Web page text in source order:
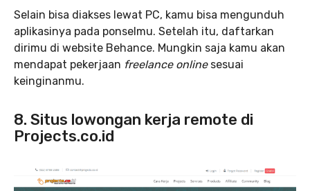
Selain bisa diakses lewat PC, kamu bisa mengunduh
aplikasinya pada ponselmu. Setelah itu, daftarkan
dirimu di website Behance. Mungkin saja kamu akan
mendapat pekerjaan freelance online sesuai
keinginanmu.
8. Situs lowongan kerja remote di
Projects.co.id